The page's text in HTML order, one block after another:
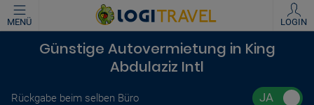
MENÜ LOGIN
Günstige Autovermietung in King
Abdulaziz Intl
Rückgabe beim selben Büro